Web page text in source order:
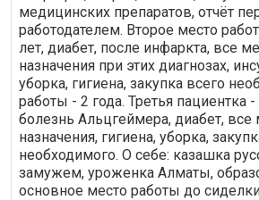
медицинских препаратов, отчёт
работодателем. Второе место
лет, диабет, после инфаркта, все
назначения при этих диагнозах,
уборка, гигиена, закупка всего
работы - 2 года. Третья пациентка
болезнь Альцгеймера, диабет,
назначения, гигиена, уборка,
необходимого. О себе: казашка
замужем, уроженка Алматы,
основное место работы до